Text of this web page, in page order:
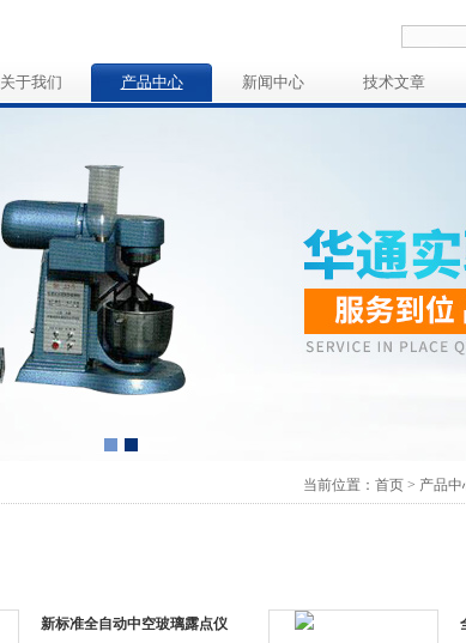
关于我们 产品中心 新闻中心 技术文章
当前位置： 首页 > 产品中
新标准全自动中空玻璃露点仪